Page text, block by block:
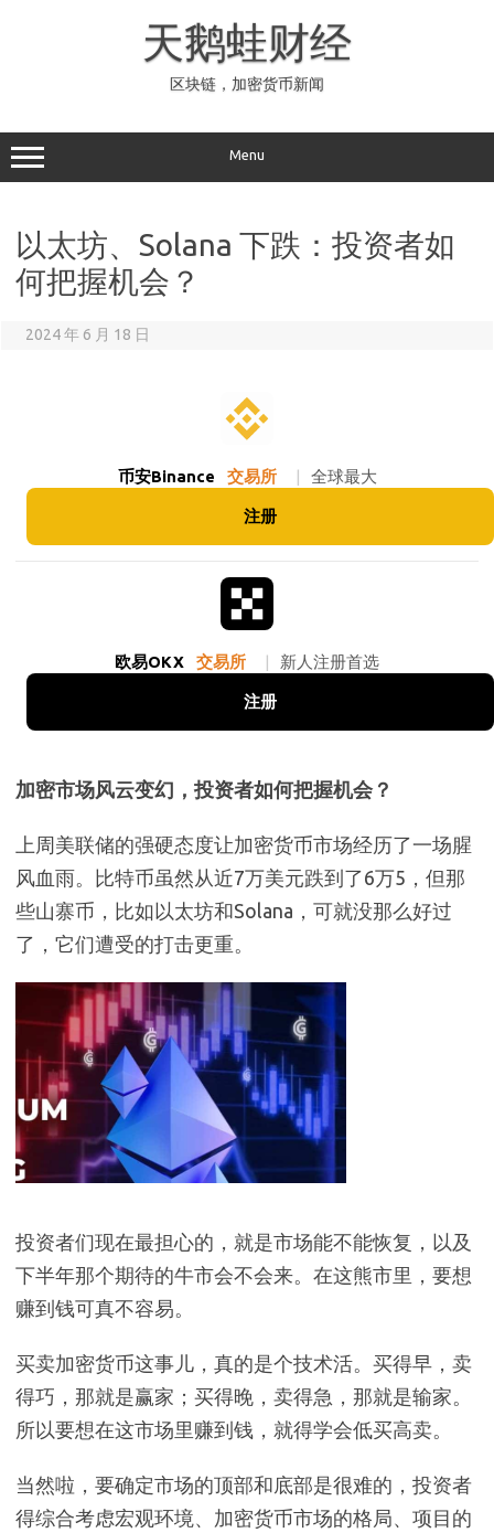
天鹅蛙财经
区块链，加密货币新闻
Menu
以太坊、Solana 下跌：投资者如
何把握机会？
2024 年 6 月 18 日
币安Binance 交易所 | 全球最大
注册
欧易OKX 交易所 | 新人注册首选
注册
加密市场风云变幻，投资者如何把握机会？
上周美联储的强硬态度让加密货币市场经历了一场腥
风血雨。比特币虽然从近7万美元跌到了6万5，但那
些山寨币，比如以太坊和Solana，可就没那么好过
了，它们遭受的打击更重。
投资者们现在最担心的，就是市场能不能恢复，以及
下半年那个期待的牛市会不会来。在这熊市里，要想
赚到钱可真不容易。
买卖加密货币这事儿，真的是个技术活。买得早，卖
得巧，那就是赢家；买得晚，卖得急，那就是输家。
所以要想在这市场里赚到钱，就得学会低买高卖。
当然啦，要确定市场的顶部和底部是很难的，投资者
得综合考虑宏观环境、加密货币市场的格局、项目的